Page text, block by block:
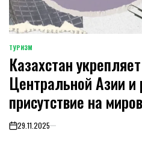
POSTED
IN
ТУРИЗМ
Казахстан
Центральной Азии и
присутствие на
on29.11.2025